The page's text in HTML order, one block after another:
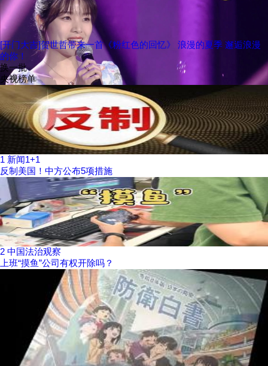
[开门大吉]贺世哲带来一首《粉红色的回忆》 浪漫的夏季 邂逅浪漫
的你！
换一批
央视榜单
1 新闻1+1
反制美国！中方公布5项措施
2 中国法治观察
上班“摸鱼”公司有权开除吗？